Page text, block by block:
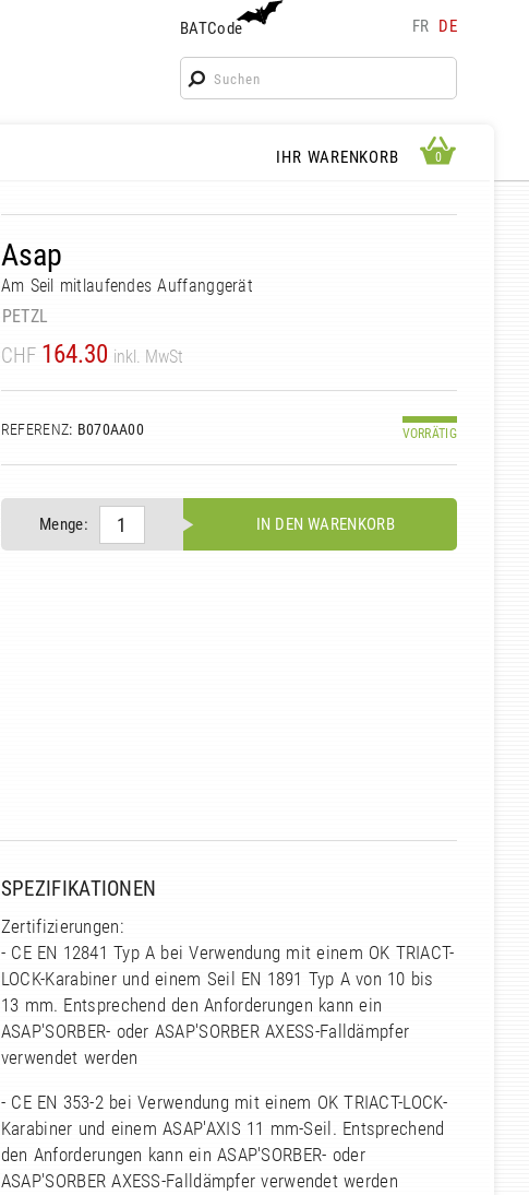
BATCode FR DE
BATCode
Geben Sie Ihren Namen ein und bestätigen
IHR WARENKORB 0 0
Asap
Am Seil mitlaufendes Auffanggerät
PETZL
CHF 164.30 inkl. MwSt
REFERENZ: B070AA00 VORRÄTIG
Menge: IN DEN WARENKORB
SPEZIFIKATIONEN
Zertifizierungen:
- CE EN 12841 Typ A bei Verwendung mit einem OK TRIACT-
LOCK-Karabiner und einem Seil EN 1891 Typ A von 10 bis
13 mm. Entsprechend den Anforderungen kann ein
ASAP'SORBER- oder ASAP'SORBER AXESS-Falldämpfer
verwendet werden
- CE EN 353-2 bei Verwendung mit einem OK TRIACT-LOCK-
Karabiner und einem ASAP'AXIS 11 mm-Seil. Entsprechend
den Anforderungen kann ein ASAP'SORBER- oder
ASAP'SORBER AXESS-Falldämpfer verwendet werden